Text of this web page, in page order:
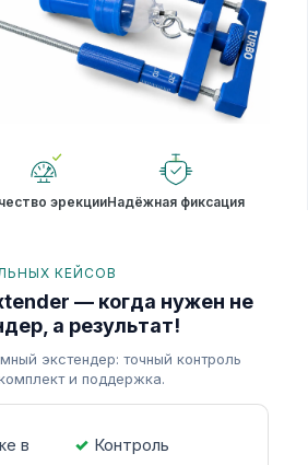
эрекцииНадёжная фиксация
КЕЙСОВ
— когда нужен не
а результат!
экстендер: точный контроль
и поддержка.
в
Контроль